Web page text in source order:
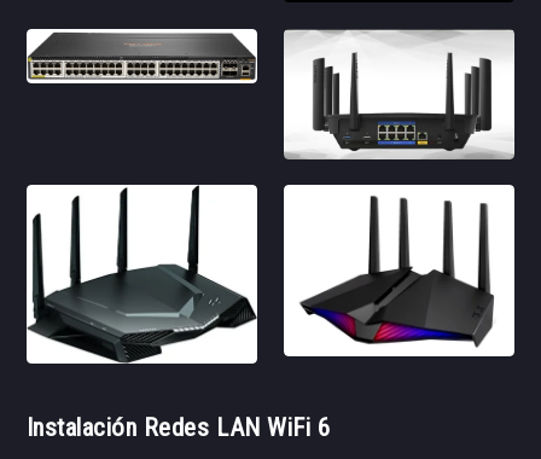
Instalación Redes LAN WiFi 6